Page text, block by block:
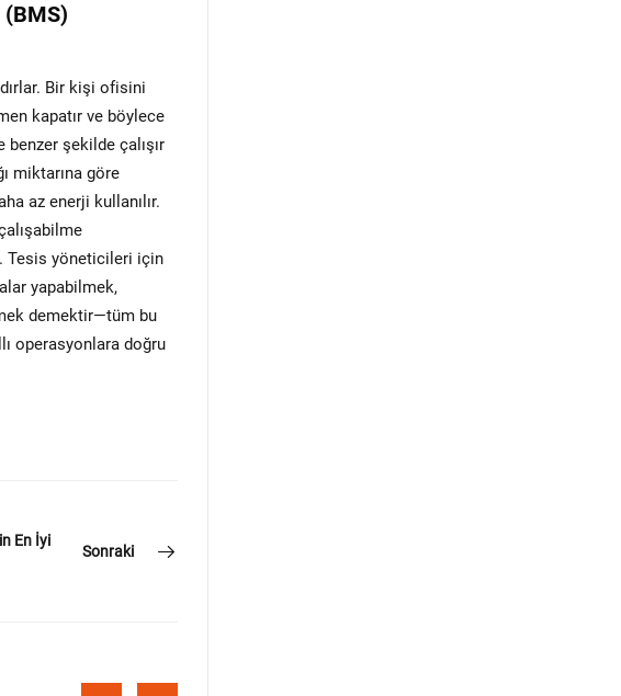
(BMS)
Bir kişi ofisini
kapatır ve böylece
şekilde çalışır
miktarına göre
az enerji kullanılır.
Tesis yöneticileri için
yapabilmek,
demektir—tüm bu
operasyonlara doğru
En İyi
Sonraki